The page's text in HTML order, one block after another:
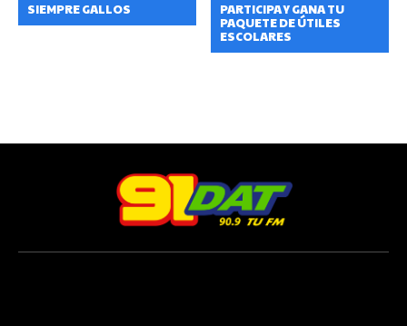
SIEMPRE GALLOS
PARTICIPA Y GANA TU
PAQUETE DE ÚTILES
ESCOLARES